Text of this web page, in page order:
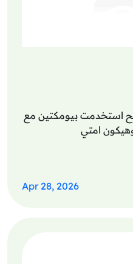
استخدمت بيومكتين مع
Apr 28, 2026